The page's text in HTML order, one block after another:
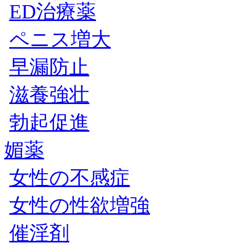
ED治療薬
ペニス増大
早漏防止
滋養強壮
勃起促進
媚薬
女性の不感症
女性の性欲増強
催淫剤